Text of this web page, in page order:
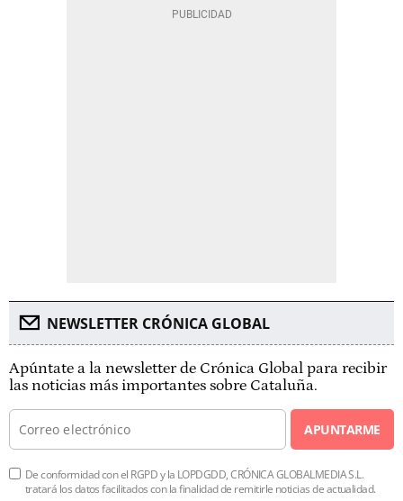
NEWSLETTER CRÓNICA GLOBAL
Apúntate a la newsletter de Crónica Global para recibir
las noticias más importantes sobre Cataluña.
APUNTARME
De conformidad con el RGPD y la LOPDGDD, CRÓNICA GLOBALMEDIA S.L.
tratará los datos facilitados con la finalidad de remitirle noticias de actualidad.